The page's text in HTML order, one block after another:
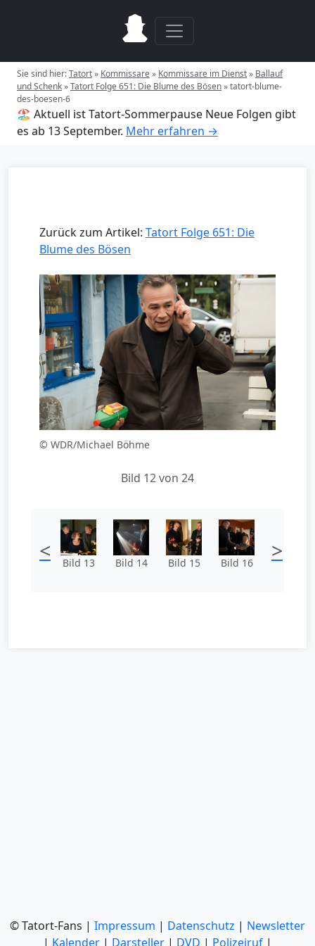
Sie sind hier:Tatort» Kommissare» Kommissare im Dienst» Ballauf
und Schenk»Tatort Folge 651: Die Blume des Bösen»tatort-blume-
des-boesen-6
🏖️ Aktuell ist Tatort-Sommerpause Neue Folgen gibt
es ab 13 September. Mehr erfahren →
Zurück zum Artikel: Tatort Folge 651: Die
Blume des Bösen
© WDR/Michael Böhme
Bild 12 von 24
< Bild 13 Bild 14 Bild 15 Bild 16 >
© Tatort-Fans | Impressum | Datenschutz | Newsletter
| Kalender | Darsteller | DVD | Polizeiruf |